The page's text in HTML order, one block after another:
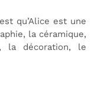
qu’Alice est une
la céramique,
la décoration, le